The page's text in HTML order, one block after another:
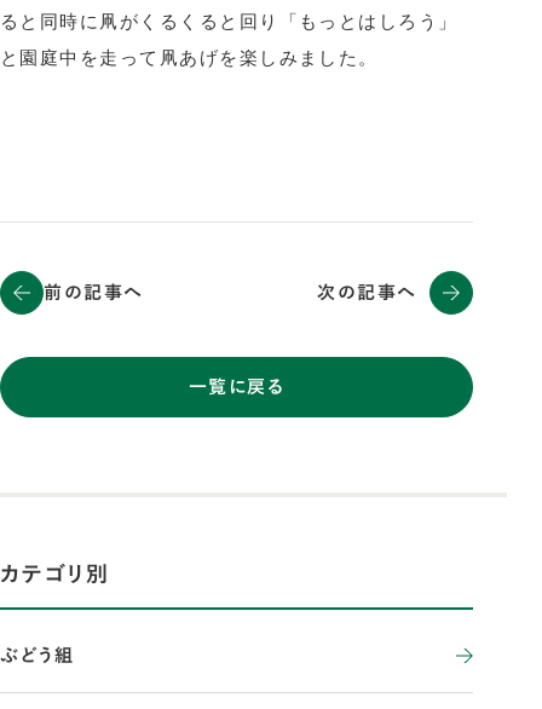
ると同時に凧がくるくると回り「もっとはしろう」
と園庭中を走って凧あげを楽しみました。
前の記事へ
一覧に戻る
次の記事へ
カテゴリ別
ぶどう組